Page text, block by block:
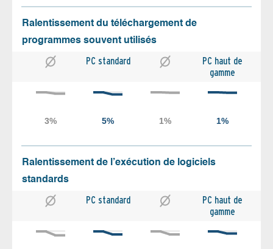
Ralentissement du téléchargement de
programmes souvent utilisés
PC standard
PC haut de
gamme
Ralentissement de l’exécution de logiciels
standards
PC standard
PC haut de
gamme